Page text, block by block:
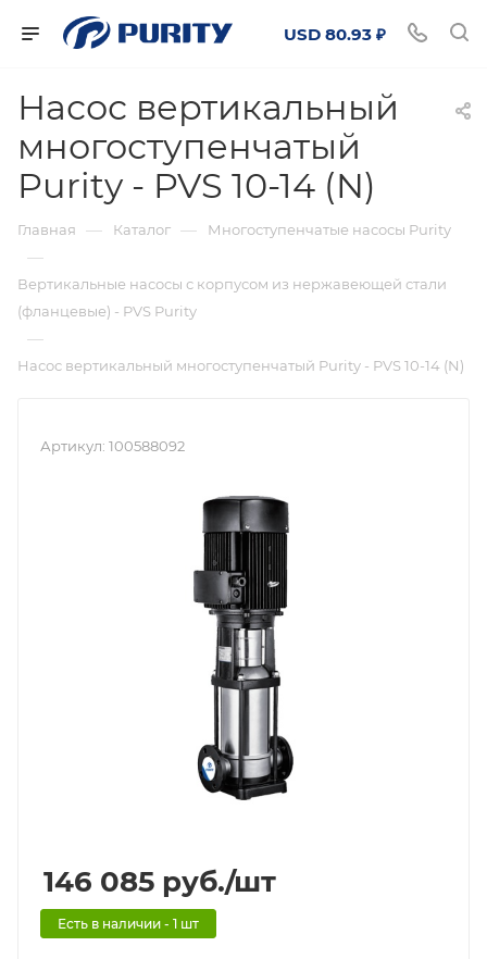
USD 80.93 ₽
Насос вертикальный
многоступенчатый
Purity - PVS 10-14 (N)
Главная — Каталог — Многоступенчатые насосы Purity
—
Вертикальные насосы с корпусом из нержавеющей стали
(фланцевые) - PVS Purity
—
Насос вертикальный многоступенчатый Purity - PVS 10-14 (N)
Артикул: 100588092
146 085 руб./шт
Есть в наличии - 1 шт